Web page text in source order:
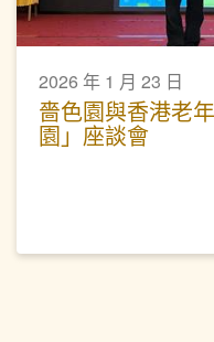
2026 年 1 月 23 日
嗇色園與香港老
園」座談會